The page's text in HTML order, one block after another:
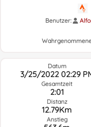
Benutzer:
Datum
3/25/2022 02:29
Gesamtzeit
2:01
Distanz
12.79Km
Anstieg